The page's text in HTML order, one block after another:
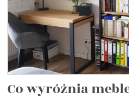
Co wyróżnia